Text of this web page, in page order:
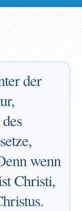
der
wenn
Christi,